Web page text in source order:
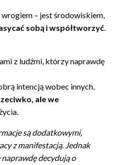
– jest środowiskiem,
sobą i współtworzyć.
z ludźmi, którzy naprawdę
intencją wobec innych,
ale we
są dodatkowymi,
z manifestacją. Jednak
decydują o